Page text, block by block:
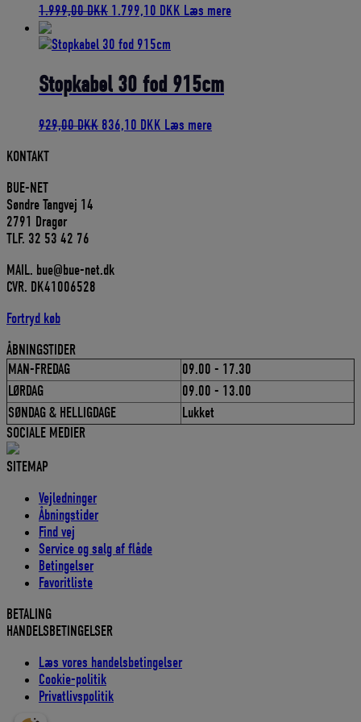
1.999,00DKK Den
pris
1.999,00 DKK.
1.799,10 DKK Den
1.799,10 DKK.
Læs mere
Stopkabel 30 fod 915cm
929,00DKK Den
836,10 DKK Den
Læs mere
KONTAKT
BUE-NET
Søndre Tangvej 14
2791 Dragør
TLF. 32 53 42 76
MAIL. bue@bue-net.dk
CVR. DK41006528
Fortryd køb
ÅBNINGSTIDER
MAN-FREDAG
09.00 - 17.30
LØRDAG
09.00 - 13.00
SØNDAG & HELLIGDAGE
Lukket
SOCIALE MEDIER
SITEMAP
Vejledninger
Åbningstider
Find vej
Service og salg af flåde
Betingelser
Favoritliste
BETALING
HANDELSBETINGELSER
Læs vores handelsbetingelser
Cookie-politik
Privatlivspolitik